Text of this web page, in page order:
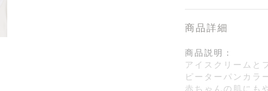
商品詳細
商品説明：
アイスクリームと
ピーターパンカラ
赤ちゃんの肌にも